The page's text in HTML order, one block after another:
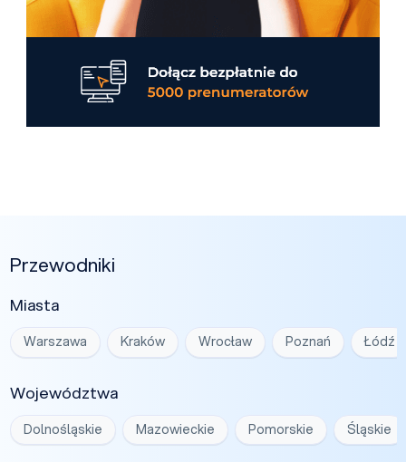
Przewodniki
Miasta
Warszawa Kraków Wrocław Poznań Łódź
Województwa
Dolnośląskie Mazowieckie Pomorskie Śląskie